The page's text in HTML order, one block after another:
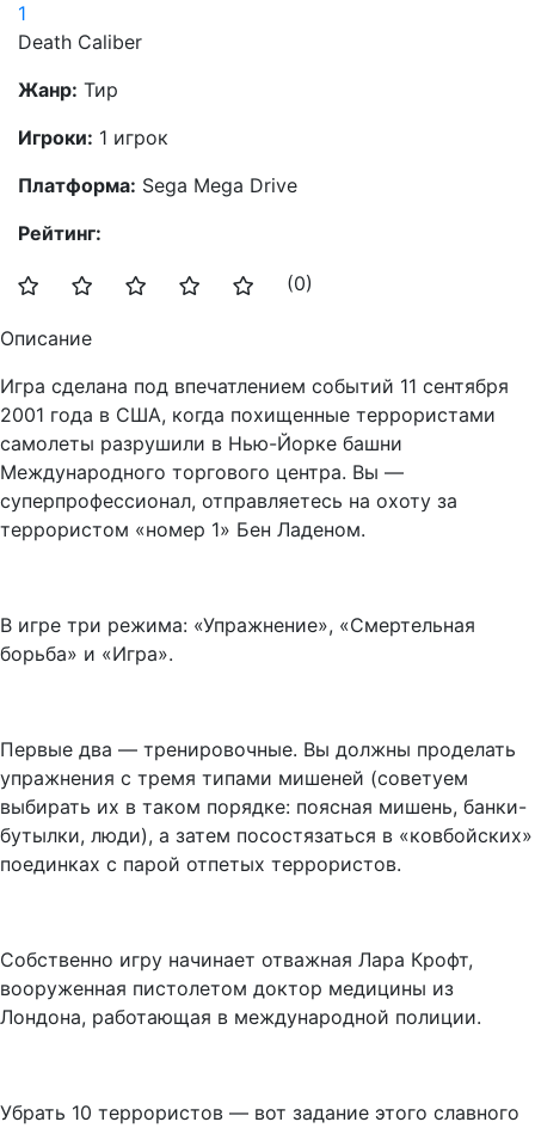
1
Death Caliber
Жанр: Тир
Игроки: 1 игрок
Платформа: Sega Mega Drive
Рейтинг:
(0)
Описание
Игра сделана под впечатлением событий 11 сентября
2001 года в США, когда похищенные террористами
самолеты разрушили в Нью-Йорке башни
Международного торгового центра. Вы —
суперпрофессионал, отправляетесь на охоту за
террористом «номер 1» Бен Ладеном.
В игре три режима: «Упражнение», «Смертельная
борьба» и «Игра».
Первые два — тренировочные. Вы должны проделать
упражнения с тремя типами мишеней (советуем
выбирать их в таком порядке: поясная мишень, банки-
бутылки, люди), а затем посостязаться в «ковбойских»
поединках с парой отпетых террористов.
Собственно игру начинает отважная Лара Крофт,
вооруженная пистолетом доктор медицины из
Лондона, работающая в международной полиции.
Убрать 10 террористов — вот задание этого славного